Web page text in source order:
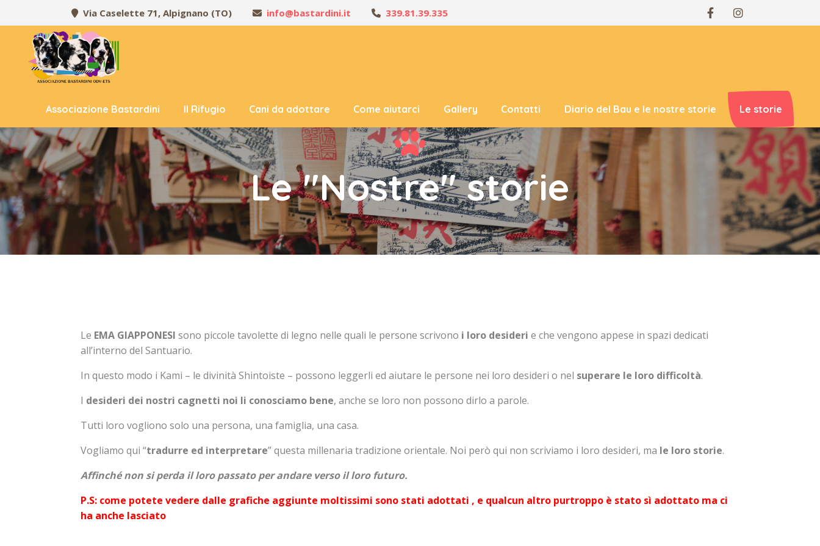
Via Caselette 71, Alpignano (TO) info@bastardini.it 339.81.39.335
Associazione Bastardini Il Rifugio Cani da adottare Come aiutarci Gallery Contatti Diario del Bau e le nostre storie Le storie
Le "Nostre" storie
Le EMA GIAPPONESI sono piccole tavolette di legno nelle quali le persone scrivono i loro desideri e che vengono appese in spazi dedicati
all’interno del Santuario.
In questo modo i Kami – le divinità Shintoiste – possono leggerli ed aiutare le persone nei loro desideri o nel superare le loro difficoltà.
I desideri dei nostri cagnetti noi li conosciamo bene, anche se loro non possono dirlo a parole.
Tutti loro vogliono solo una persona, una famiglia, una casa.
Vogliamo qui “tradurre ed interpretare” questa millenaria tradizione orientale. Noi però qui non scriviamo i loro desideri, ma le loro storie.
Affinché non si perda il loro passato per andare verso il loro futuro.
P.S: come potete vedere dalle grafiche aggiunte moltissimi sono stati adottati , e qualcun altro purtroppo è stato sì adottato ma ci
ha anche lasciato